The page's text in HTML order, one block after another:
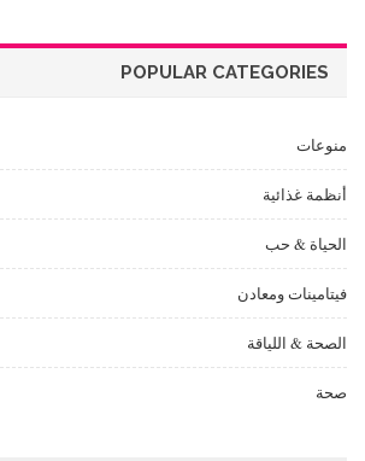
POPULAR CATEGORIES
منوعات
أنظمة غذائية
الحياة & حب
فيتامينات ومعادن
الصحة & اللياقة
صحة